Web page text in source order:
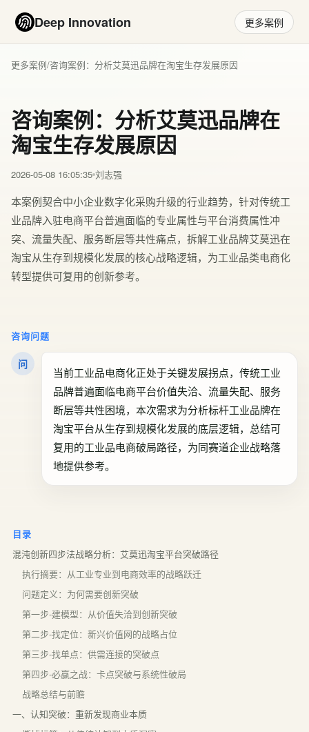
Deep Innovation 更多案例
更多案例/咨询案例：分析艾莫迅品牌在淘宝生存发展原因
咨询案例：分析艾莫迅品牌在
淘宝生存发展原因
2026-05-08 16:05:35 刘志强
本案例契合中小企业数字化采购升级的行业趋势，针对传统工
业品牌入驻电商平台普遍面临的专业属性与平台消费属性冲
突、流量失配、服务断层等共性痛点，拆解工业品牌艾莫迅在
淘宝从生存到规模化发展的核心战略逻辑，为工业品类电商化
转型提供可复用的创新参考。
咨询问题
问
当前工业品电商化正处于关键发展拐点，传统工业
品牌普遍面临电商平台价值失洽、流量失配、服务
断层等共性困境，本次需求为分析标杆工业品牌在
淘宝平台从生存到规模化发展的底层逻辑，总结可
复用的工业品电商破局路径，为同赛道企业战略落
地提供参考。
目录
混沌创新四步法战略分析：艾莫迅淘宝平台突破路径
执行摘要：从工业专业到电商效率的战略跃迁
问题定义：为何需要创新突破
第一步-建模型：从价值失洽到创新突破
第二步-找定位：新兴价值网的战略占位
第三步-找单点：供需连接的突破点
第四步-必赢之战：卡点突破与系统性破局
战略总结与前瞻
一、认知突破：重新发现商业本质